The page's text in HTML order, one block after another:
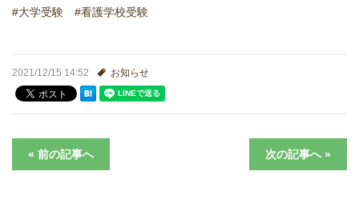
#大学受験 #看護学校受験
2021/12/15 14:52 お知らせ
« 前の記事へ 次の記事へ »